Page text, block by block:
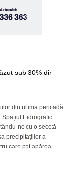
sub 30% din
din ultima perioadă
Spațiul Hidrografic
ne cu o secetă
precipitațiilor a
care pot apărea